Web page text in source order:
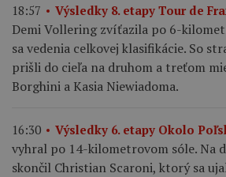
18:57 Výsledky 8. etapy Tour de
Demi Vollering zvíťazila po 6-
sa vedenia celkovej klasifikácie. So
prišli do cieľa na druhom a treťom
Borghini a Kasia Niewiadoma.
16:30 Výsledky 6. etapy Okolo
vyhral po 14-kilometrovom sóle. Na
skončil Christian Scaroni, ktorý sa